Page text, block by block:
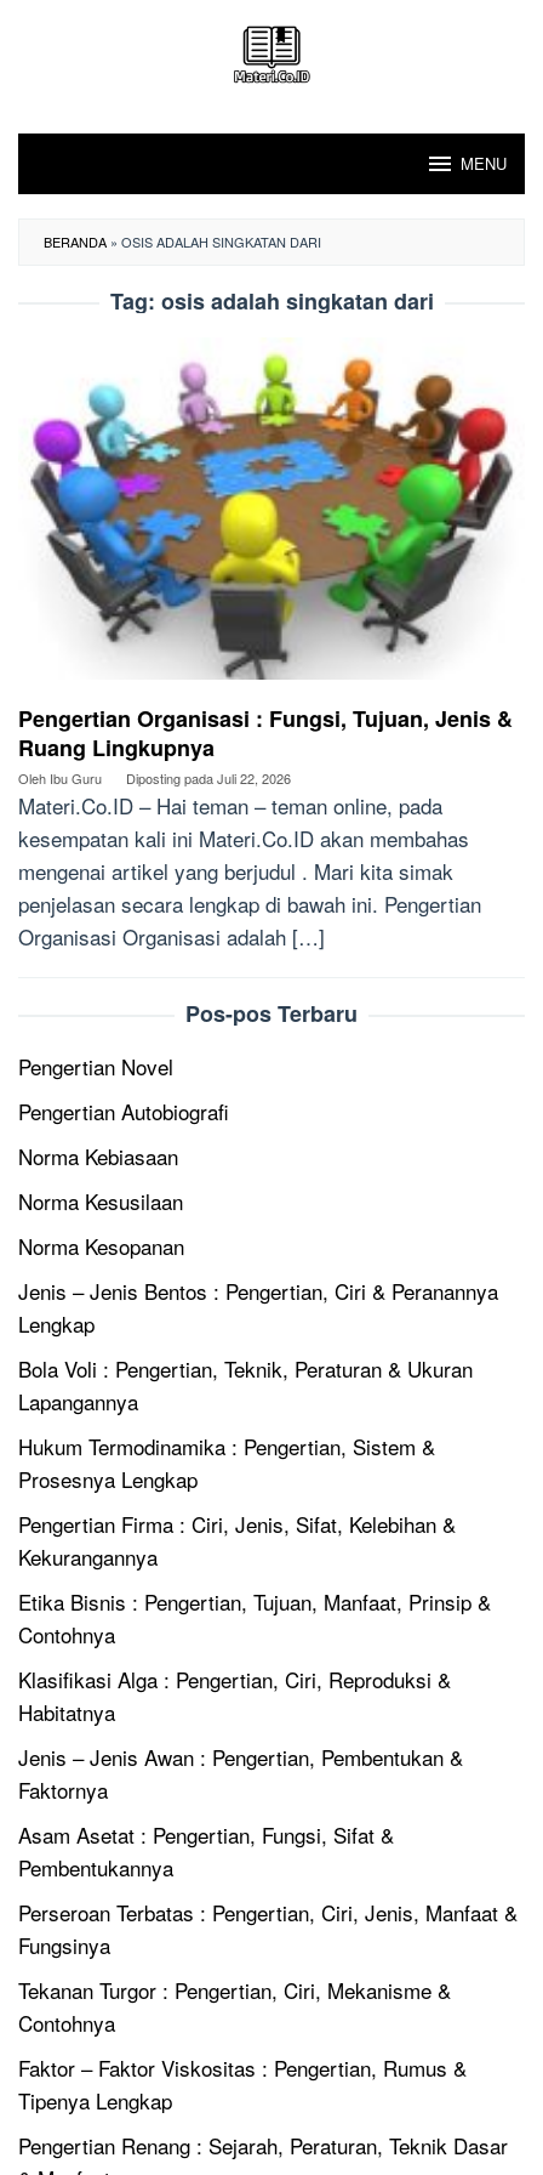
MENU
BERANDA » OSIS ADALAH SINGKATAN DARI
Tag: osis adalah singkatan dari
Pengertian Organisasi : Fungsi, Tujuan, Jenis &
Ruang Lingkupnya
Oleh Ibu Guru Diposting padaJuli 22, 2026
Materi.Co.ID – Hai teman – teman online, pada
kesempatan kali ini Materi.Co.ID akan membahas
mengenai artikel yang berjudul . Mari kita simak
penjelasan secara lengkap di bawah ini. Pengertian
Organisasi Organisasi adalah […]
Pos-pos Terbaru
Pengertian Novel
Pengertian Autobiografi
Norma Kebiasaan
Norma Kesusilaan
Norma Kesopanan
Jenis – Jenis Bentos : Pengertian, Ciri & Peranannya
Lengkap
Bola Voli : Pengertian, Teknik, Peraturan & Ukuran
Lapangannya
Hukum Termodinamika : Pengertian, Sistem &
Prosesnya Lengkap
Pengertian Firma : Ciri, Jenis, Sifat, Kelebihan &
Kekurangannya
Etika Bisnis : Pengertian, Tujuan, Manfaat, Prinsip &
Contohnya
Klasifikasi Alga : Pengertian, Ciri, Reproduksi &
Habitatnya
Jenis – Jenis Awan : Pengertian, Pembentukan &
Faktornya
Asam Asetat : Pengertian, Fungsi, Sifat &
Pembentukannya
Perseroan Terbatas : Pengertian, Ciri, Jenis, Manfaat &
Fungsinya
Tekanan Turgor : Pengertian, Ciri, Mekanisme &
Contohnya
Faktor – Faktor Viskositas : Pengertian, Rumus &
Tipenya Lengkap
Pengertian Renang : Sejarah, Peraturan, Teknik Dasar